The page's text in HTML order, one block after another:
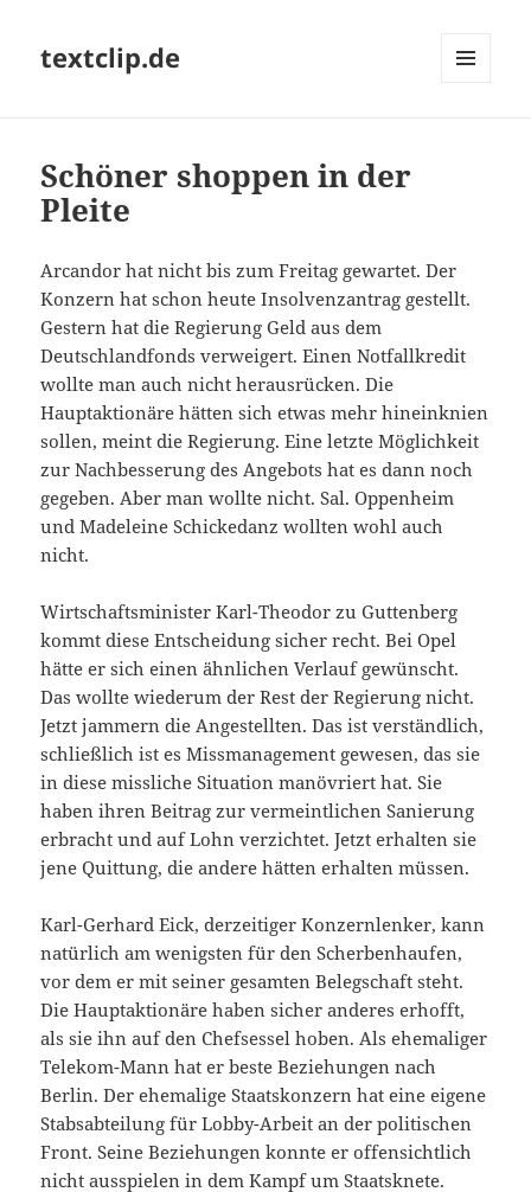
textclip.de
Schöner shoppen in der
Pleite
Arcandor hat nicht bis zum Freitag gewartet. Der
Konzern hat schon heute Insolvenzantrag gestellt.
Gestern hat die Regierung Geld aus dem
Deutschlandfonds verweigert. Einen Notfallkredit
wollte man auch nicht herausrücken. Die
Hauptaktionäre hätten sich etwas mehr hineinknien
sollen, meint die Regierung. Eine letzte Möglichkeit
zur Nachbesserung des Angebots hat es dann noch
gegeben. Aber man wollte nicht. Sal. Oppenheim
und Madeleine Schickedanz wollten wohl auch
nicht.
Wirtschaftsminister Karl-Theodor zu Guttenberg
kommt diese Entscheidung sicher recht. Bei Opel
hätte er sich einen ähnlichen Verlauf gewünscht.
Das wollte wiederum der Rest der Regierung nicht.
Jetzt jammern die Angestellten. Das ist verständlich,
schließlich ist es Missmanagement gewesen, das sie
in diese missliche Situation manövriert hat. Sie
haben ihren Beitrag zur vermeintlichen Sanierung
erbracht und auf Lohn verzichtet. Jetzt erhalten sie
jene Quittung, die andere hätten erhalten müssen.
Karl-Gerhard Eick, derzeitiger Konzernlenker, kann
natürlich am wenigsten für den Scherbenhaufen,
vor dem er mit seiner gesamten Belegschaft steht.
Die Hauptaktionäre haben sicher anderes erhofft,
als sie ihn auf den Chefsessel hoben. Als ehemaliger
Telekom-Mann hat er beste Beziehungen nach
Berlin. Der ehemalige Staatskonzern hat eine eigene
Stabsabteilung für Lobby-Arbeit an der politischen
Front. Seine Beziehungen konnte er offensichtlich
nicht ausspielen in dem Kampf um Staatsknete.